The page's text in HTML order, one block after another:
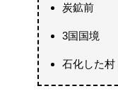
炭鉱前
3国国境
石化した村